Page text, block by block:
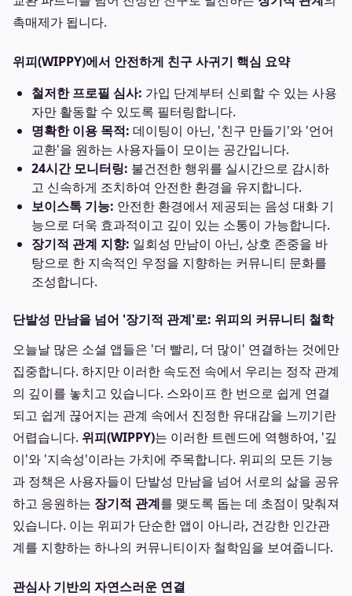
촉매제가 됩니다.
위피(WIPPY)에서 안전하게 친구 사귀기 핵심 요약
철저한 프로필 심사: 가입 단계부터 신뢰할 수 있는 사용
자만 활동할 수 있도록 필터링합니다.
명확한 이용 목적: 데이팅이 아닌, '친구 만들기'와 '언어
교환'을 원하는 사용자들이 모이는 공간입니다.
24시간 모니터링: 불건전한 행위를 실시간으로 감시하
고 신속하게 조치하여 안전한 환경을 유지합니다.
보이스톡 기능: 안전한 환경에서 제공되는 음성 대화 기
능으로 더욱 효과적이고 깊이 있는 소통이 가능합니다.
장기적 관계 지향: 일회성 만남이 아닌, 상호 존중을 바
탕으로 한 지속적인 우정을 지향하는 커뮤니티 문화를
조성합니다.
단발성 만남을 넘어 '장기적 관계'로: 위피의 커뮤니티 철학
오늘날 많은 소셜 앱들은 '더 빨리, 더 많이' 연결하는 것에만
집중합니다. 하지만 이러한 속도전 속에서 우리는 정작 관계
의 깊이를 놓치고 있습니다. 스와이프 한 번으로 쉽게 연결
되고 쉽게 끊어지는 관계 속에서 진정한 유대감을 느끼기란
어렵습니다. 위피(WIPPY)는 이러한 트렌드에 역행하여, '깊
이'와 '지속성'이라는 가치에 주목합니다. 위피의 모든 기능
과 정책은 사용자들이 단발성 만남을 넘어 서로의 삶을 공유
하고 응원하는 장기적 관계를 맺도록 돕는 데 초점이 맞춰져
있습니다. 이는 위피가 단순한 앱이 아니라, 건강한 인간관
계를 지향하는 하나의 커뮤니티이자 철학임을 보여줍니다.
관심사 기반의 자연스러운 연결